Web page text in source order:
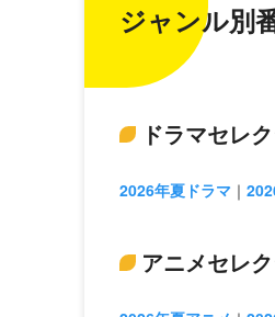
ジャンル別
ドラマセレ
2026年夏ドラマ
アニメセレ